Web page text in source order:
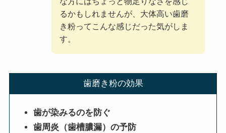
るかもしれませんが、大体高い歯磨
き粉ってこんな感じだった気がしま
す。
歯磨き粉の効果
歯が染みるのを防ぐ
歯周炎（歯槽膿漏）の予防